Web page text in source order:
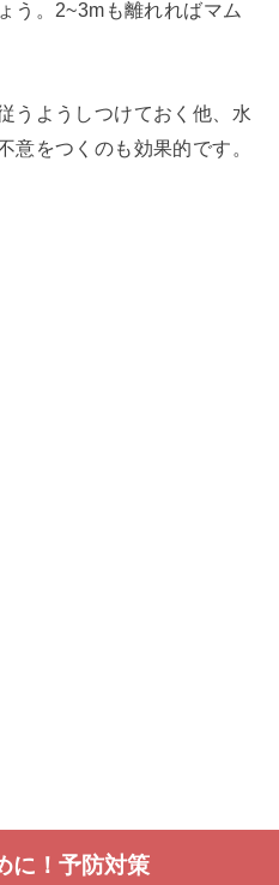
う。2~3mも離れればマム
うようしつけておく他、水
意をつくのも効果的です。
に！予防対策